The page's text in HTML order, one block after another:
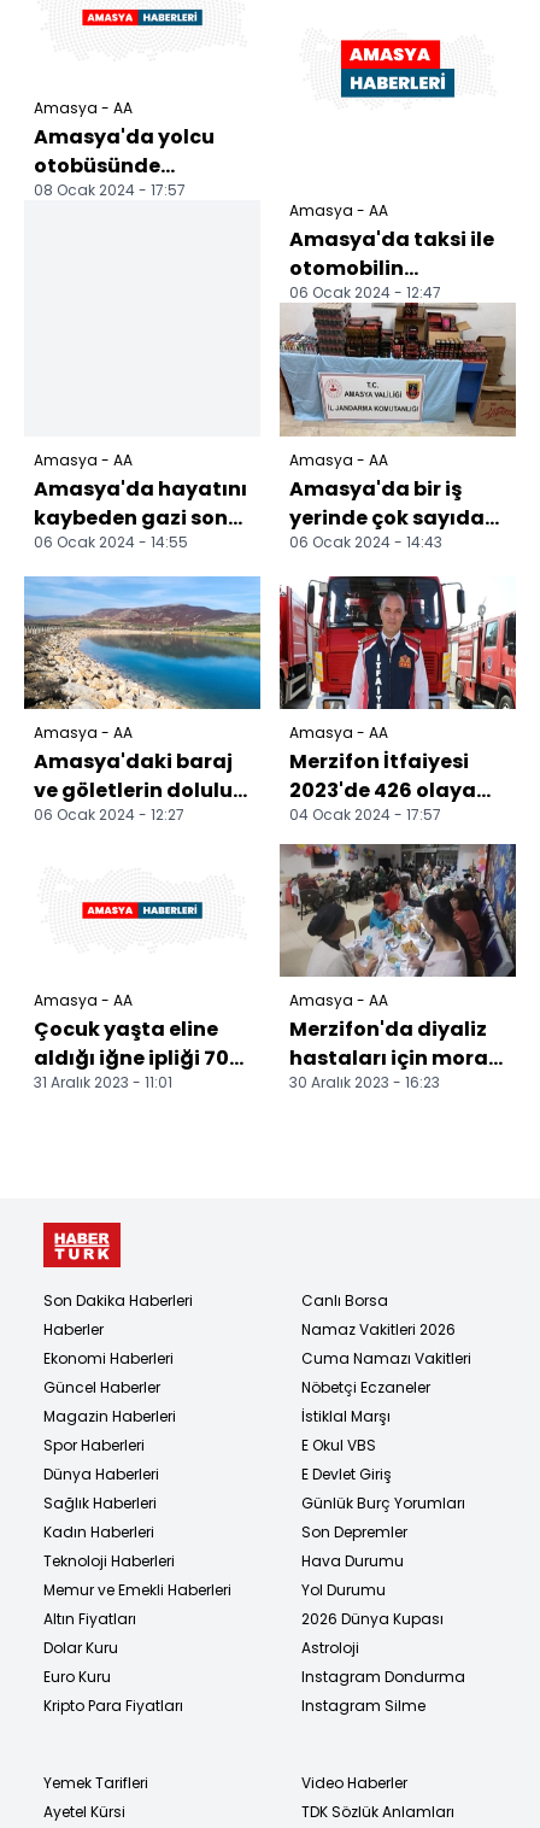
Amasya - AA
Amasya'da yolcu
otobüsünde
uyuşturucuyla
08 Ocak 2024 - 17:57
Amasya - AA
Amasya'da hayatını
kaybeden gazi son
yolculuğuna
uğurlandı
06 Ocak 2024 - 14:55
Amasya - AA
Amasya'da taksi ile
otomobilin
çarpıştığı kazada 3
kişi yaralandı
06 Ocak 2024 - 12:47
Amasya - AA
Amasya'da bir iş
yerinde çok sayıda
kaçak ürün ele
geçirildi
06 Ocak 2024 - 14:43
Amasya - AA
Amasya'daki baraj
ve göletlerin doluluk
oranları yüzde 42'ye
06 Ocak 2024 - 12:27
Amasya - AA
Merzifon İtfaiyesi
2023'de 426 olaya
müdahale etti
04 Ocak 2024 - 17:57
Amasya - AA
Çocuk yaşta eline
aldığı iğne ipliği 70
yıldır bırakmadı
31 Aralık 2023 - 11:01
Amasya - AA
Merzifon'da diyaliz
hastaları için moral
etkinliği düzenlendi
30 Aralık 2023 - 16:23
Son Dakika Haberleri
Haberler
Ekonomi Haberleri
Güncel Haberler
Magazin Haberleri
Spor Haberleri
Dünya Haberleri
Sağlık Haberleri
Kadın Haberleri
Teknoloji Haberleri
Memur ve Emekli Haberleri
Altın Fiyatları
Dolar Kuru
Euro Kuru
Kripto Para Fiyatları
Canlı Borsa
Namaz Vakitleri 2026
Cuma Namazı Vakitleri
Nöbetçi Eczaneler
İstiklal Marşı
E Okul VBS
E Devlet Giriş
Günlük Burç Yorumları
Son Depremler
Hava Durumu
Yol Durumu
2026 Dünya Kupası
Astroloji
Instagram Dondurma
Instagram Silme
Yemek Tarifleri
Ayetel Kürsi
Video Haberler
TDK Sözlük Anlamları